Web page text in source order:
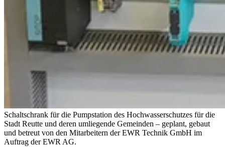
Schaltschrank für die Pumpstation des Hochwasserschutzes für die
Stadt Reutte und deren umliegende Gemeinden – geplant, gebaut
und betreut von den Mitarbeitern der EWR Technik GmbH im
Auftrag der EWR AG.